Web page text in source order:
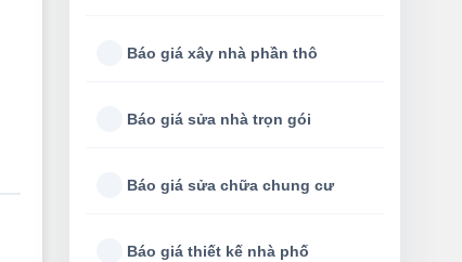
Báo giá xây nhà phần thô
Báo giá sửa nhà trọn gói
Báo giá sửa chữa chung cư
Báo giá thiết kế nhà phố